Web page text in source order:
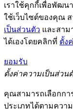
เราใช้คุกกี้เพื่อพัฒ
ใช้เว็บไซต์ของคุณ ส
เป็นส่วนตัว และสาม
ได้เองโดยคลิกที่ ตั้ง
ยอมรับ
ตั้งค่าความเป็นส่วน
คุณสามารถเลือกกา
ประเภทได้ตามควา